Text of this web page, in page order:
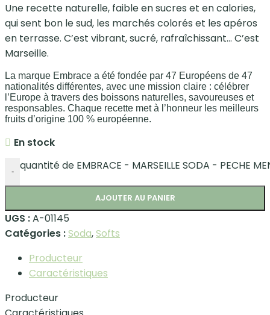
Une recette naturelle, faible en sucres et en calories,
qui sent bon le sud, les marchés colorés et les apéros
en terrasse. C’est vibrant, sucré, rafraîchissant… C’est
Marseille.
La marque Embrace a été fondée par 47 Européens de 47
nationalités différentes, avec une mission claire : célébrer
l’Europe à travers des boissons naturelles, savoureuses et
responsables. Chaque recette met à l’honneur les meilleurs
fruits d’origine 100 % européenne.
En stock
- quantité de EMBRACE - MARSEILLE SODA - PECHE
AJOUTER AU PANIER
UGS :A-01145
Catégories :Soda,Softs
Producteur
Caractéristiques
Producteur